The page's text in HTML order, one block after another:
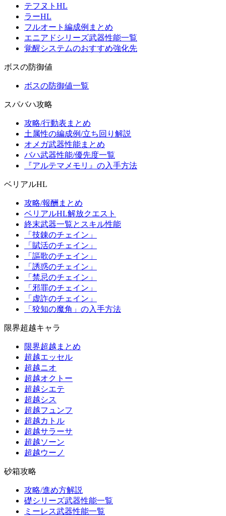
テフヌトHL
ラーHL
フルオート編成例まとめ
エニアドシリーズ武器性能一覧
覚醒システムのおすすめ強化先
ボスの防御値
ボスの防御値一覧
スパバハ攻略
攻略/行動表まとめ
土属性の編成例/立ち回り解説
オメガ武器性能まとめ
バハ武器性能/優先度一覧
『アルテマメモリ』の入手方法
ベリアルHL
攻略/報酬まとめ
ベリアルHL解放クエスト
終末武器一覧とスキル性能
「技錬のチェイン」
「賦活のチェイン」
「謳歌のチェイン」
「誘惑のチェイン」
「禁忌のチェイン」
「邪罪のチェイン」
「虚詐のチェイン」
「狡知の魔角」の入手方法
限界超越キャラ
限界超越まとめ
超越エッセル
超越ニオ
超越オクトー
超越シエテ
超越シス
超越フュンフ
超越カトル
超越サラーサ
超越ソーン
超越ウーノ
砂箱攻略
攻略/進め方解説
礎シリーズ武器性能一覧
ミーレス武器性能一覧